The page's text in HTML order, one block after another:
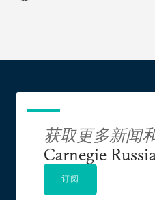
获取更多新闻
Carnegie
订阅